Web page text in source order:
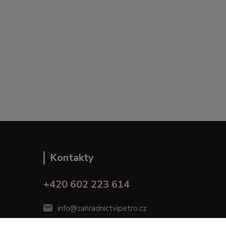
Kontakty
+420 602 223 614
info@zahradnictvipetro.cz